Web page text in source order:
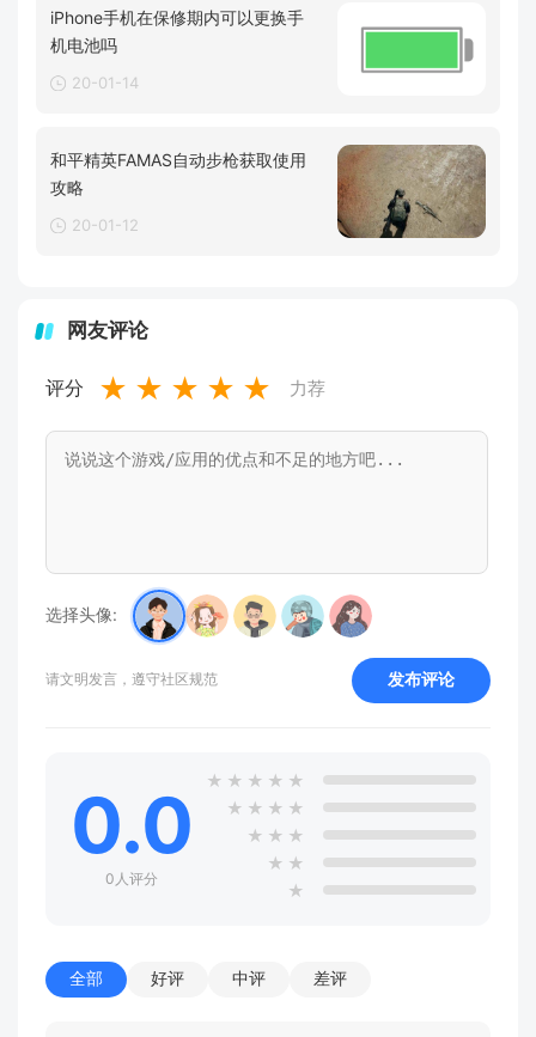
iPhone手机在保修期内可以更换手
机电池吗
20-01-14
和平精英FAMAS自动步枪获取使用
攻略
20-01-12
网友评论
评分 ★ ★ ★ ★ ★ 力荐
选择头像:
请文明发言，遵守社区规范 发布评论
0.0
0人评分
★ ★ ★ ★ ★
★ ★ ★ ★
★ ★ ★
★ ★
★
全部 好评 中评 差评